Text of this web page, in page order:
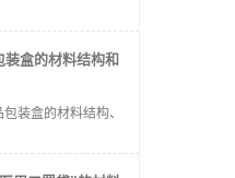
装盒的材料结构和
装盒的材料结构、